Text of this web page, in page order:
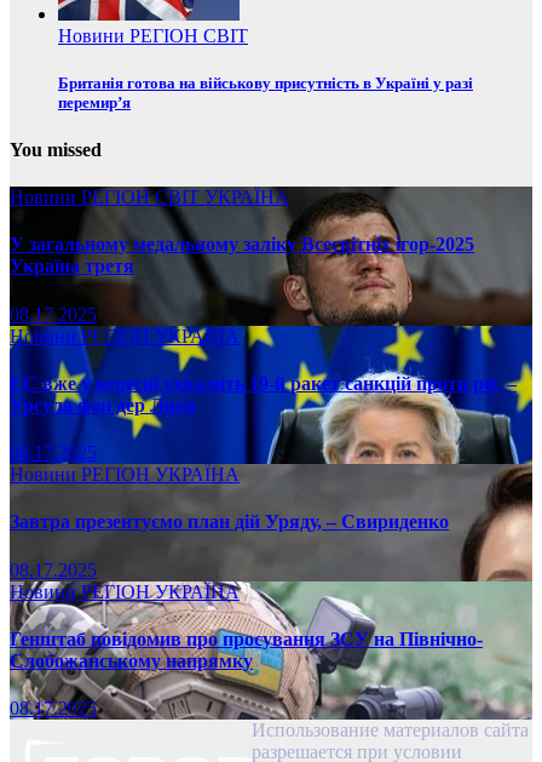
Новини РЕГІОН СВІТ
Британія готова на військову присутність в Україні у разі
перемир’я
You missed
Новини РЕГІОНСВІТ УКРАЇНА
У загальному медальному заліку Всесвітніх ігор-2025
Україна третя
08.17.2025
НовиниРЕГІОН УКРАЇНА
ЄС вже у вересні ухвалить 19-й ракет санкцій проти рф, –
Урсула фон дер Ляєн
08.17.2025
Новини РЕГІОН УКРАЇНА
Завтра презентуємо план дій Уряду, – Свириденко
08.17.2025
НовиниРЕГІОНУКРАЇНА
Генштаб повідомив про просування ЗСУ на Північно-
Слобожанському напрямку
08.17.2025
Использование материалов сайта
разрешается при условии